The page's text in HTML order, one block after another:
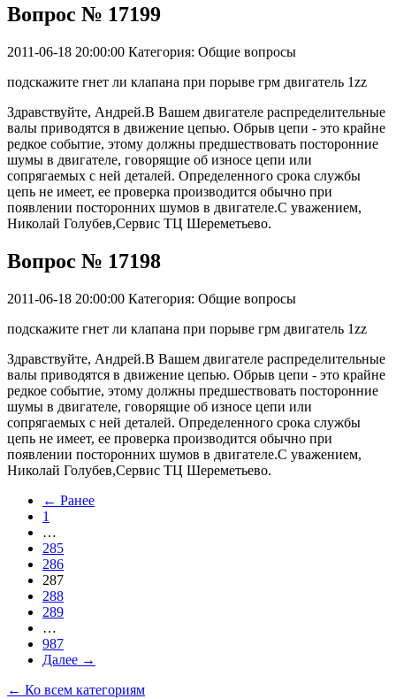
Вопрос № 17199
2011-06-18 20:00:00 Категория: Общие вопросы
подскажите гнет ли клапана при порыве грм двигатель 1zz
Здравствуйте, Андрей.В Вашем двигателе распределительные
валы приводятся в движение цепью. Обрыв цепи - это крайне
редкое событие, этому должны предшествовать посторонние
шумы в двигателе, говорящие об износе цепи или
сопрягаемых с ней деталей. Определенного срока службы
цепь не имеет, ее проверка производится обычно при
появлении посторонних шумов в двигателе.С уважением,
Николай Голубев,Сервис ТЦ Шереметьево.
Вопрос № 17198
2011-06-18 20:00:00 Категория: Общие вопросы
подскажите гнет ли клапана при порыве грм двигатель 1zz
Здравствуйте, Андрей.В Вашем двигателе распределительные
валы приводятся в движение цепью. Обрыв цепи - это крайне
редкое событие, этому должны предшествовать посторонние
шумы в двигателе, говорящие об износе цепи или
сопрягаемых с ней деталей. Определенного срока службы
цепь не имеет, ее проверка производится обычно при
появлении посторонних шумов в двигателе.С уважением,
Николай Голубев,Сервис ТЦ Шереметьево.
← Ранее
1
…
285
286
287
288
289
…
987
Далее →
← Ко всем категориям